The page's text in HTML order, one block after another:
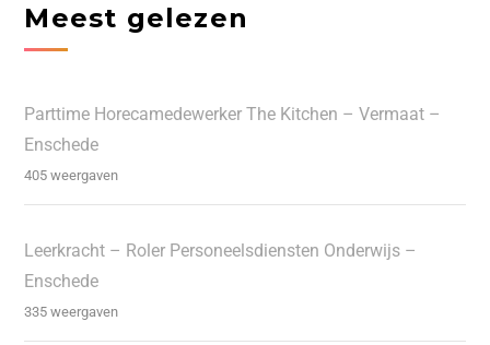
Meest gelezen
Parttime Horecamedewerker The Kitchen – Vermaat –
Enschede
405 weergaven
Leerkracht – Roler Personeelsdiensten Onderwijs –
Enschede
335 weergaven